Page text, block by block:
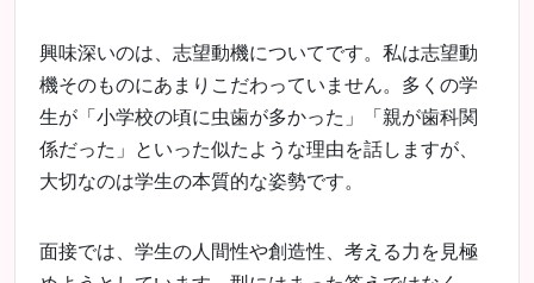
興味深いのは、志望動機についてです。私は志望動
機そのものにあまりこだわっていません。多くの学
生が「小学校の頃に虫歯が多かった」「親が歯科関
係だった」といった似たような理由を話しますが、
大切なのは学生の本質的な姿勢です。
面接では、学生の人間性や創造性、考える力を見極